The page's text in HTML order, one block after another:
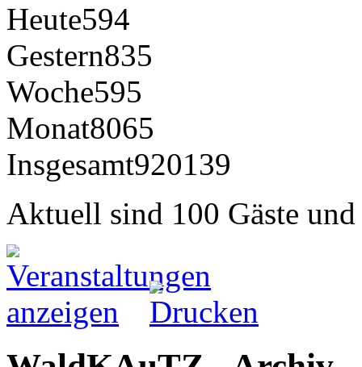
Heute594
Gestern835
Woche595
Monat8065
Insgesamt920139
Aktuell sind 100 Gäste